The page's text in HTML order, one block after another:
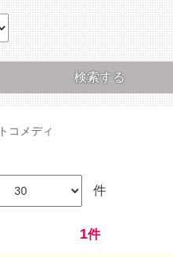
コメディ
件
1件